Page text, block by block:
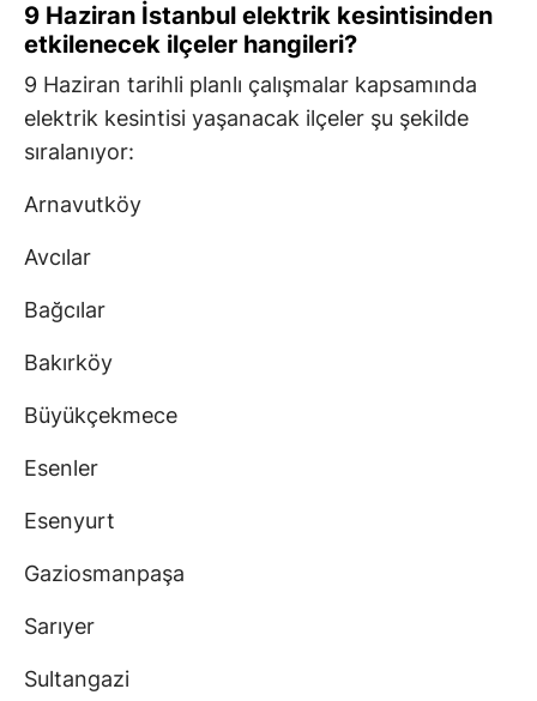
9 Haziran İstanbul elektrik kesintisinden
etkilenecek ilçeler hangileri?
9 Haziran tarihli planlı çalışmalar kapsamında
elektrik kesintisi yaşanacak ilçeler şu şekilde
sıralanıyor:
Arnavutköy
Avcılar
Bağcılar
Bakırköy
Büyükçekmece
Esenler
Esenyurt
Gaziosmanpaşa
Sarıyer
Sultangazi